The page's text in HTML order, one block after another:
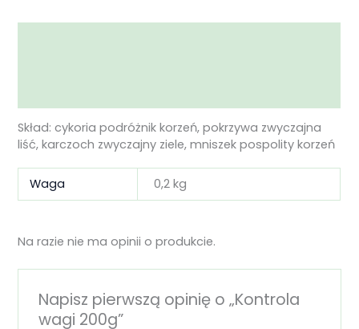
Skład: cykoria podróżnik korzeń, pokrzywa zwyczajna
liść, karczoch zwyczajny ziele, mniszek pospolity korzeń
Waga 0,2 kg
Na razie nie ma opinii o produkcie.
Napisz pierwszą opinię o „Kontrola
wagi 200g”